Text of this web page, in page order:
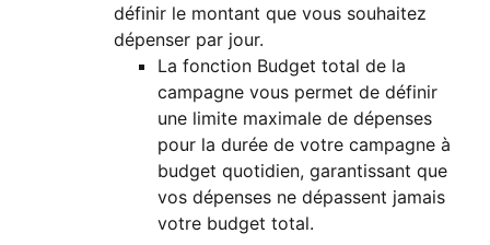
définir le montant que vous souhaitez
dépenser par jour.
La fonction Budget total de la
campagne vous permet de définir
une limite maximale de dépenses
pour la durée de votre campagne à
budget quotidien, garantissant que
vos dépenses ne dépassent jamais
votre budget total.